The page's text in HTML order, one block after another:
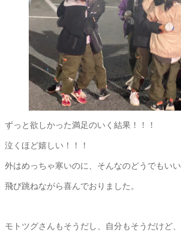
ずっと欲しかった満足のいく結果！！！
泣くほど嬉しい！！！
外はめっちゃ寒いのに、そんなのどうでもいい
飛び跳ねながら喜んでおりました。
モトツグさんもそうだし、自分もそうだけど、